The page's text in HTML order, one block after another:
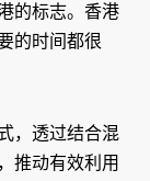
的标志。香港
的时间都很
，透过结合混
推动有效利用